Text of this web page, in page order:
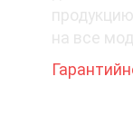
на все